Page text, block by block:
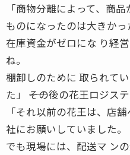
「商物分離によって、商
ものになったのは大きかっ
在庫資金がゼロにな り経
ね。
棚卸しのために 取られて
た」 ――その後の花王ロジス
「それ以前の花王は、店
社にお願いしていました。
でも現場には、配送マ ン